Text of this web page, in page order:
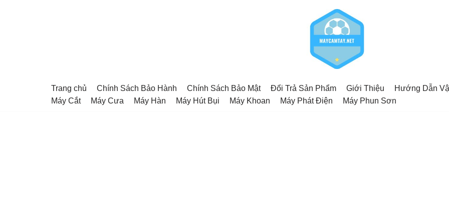
Trang chủ Chính Sách Bảo Hành Chính Sách Bảo Mật Đổi Trả Sản Phẩm Giới Thiệu Hướng Dẫn
Máy Cắt
Máy Cưa Máy Hàn Máy Hút Bụi Máy Khoan Máy Phát Điện Máy Phun Sơn